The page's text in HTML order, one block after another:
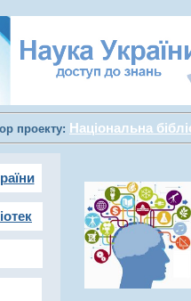
проекту: Національна